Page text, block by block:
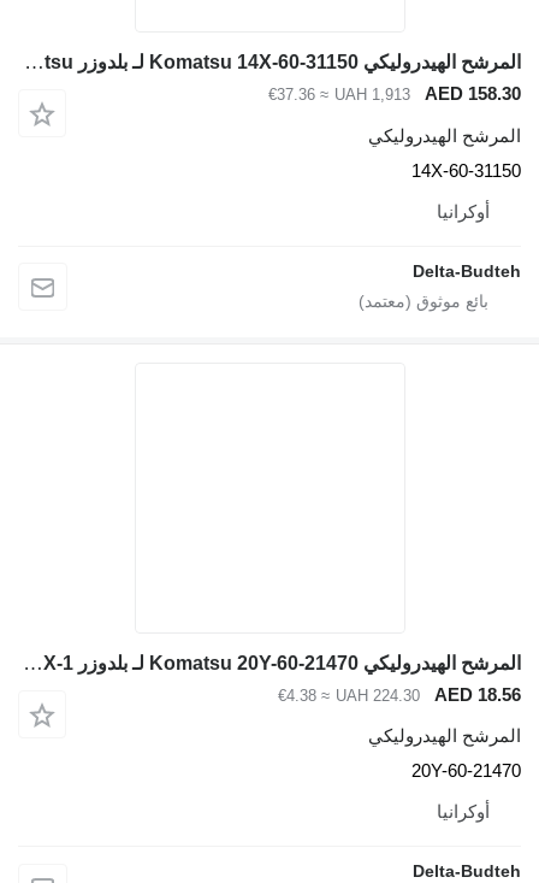
المرشح الهيدروليكي Komatsu 14X-60-31150 لـ بلدوزر Komatsu
AED
UAH 1,913
≈ €37.36
الهيدروليكي
14X-60-
أوكرانيا
Delta-
المرشح الهيدروليكي Komatsu 20Y-60-21470 لـ بلدوزر Komatsu D65EX-12, D65PX-1
AED
UAH 224.30
≈ €4.38
الهيدروليكي
20Y-60-
أوكرانيا
Delta-